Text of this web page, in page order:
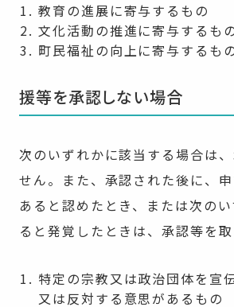
教育の進展に寄与するもの
文化活動の推進に寄与するも
町民福祉の向上に寄与するも
援等を承認しない場合
次のいずれかに該当する場合は
せん。また、承認された後に、
あると認めたとき、または次の
ると発覚したときは、承認等を取
特定の宗教又は政治団体を宣
又は反対する意思があるもの